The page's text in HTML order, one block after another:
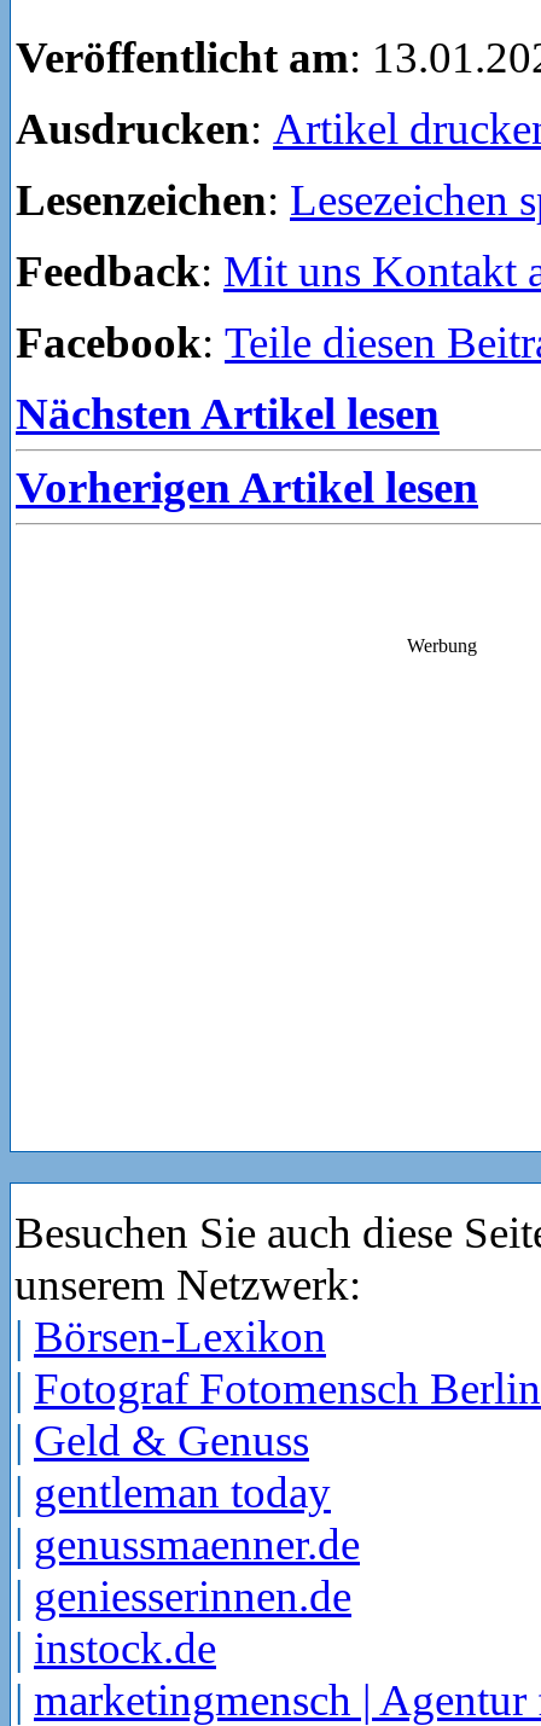
Veröffentlicht am:
Ausdrucken: Artikel
Lesenzeichen: Lesezeichen
Feedback: Mit uns Kontakt
Facebook: Teile diesen
Nächsten Artikel lesen
Vorherigen Artikel lesen
Werbung
Besuchen Sie auch diese
unserem Netzwerk:
| Börsen-Lexikon
| Fotograf Fotomensch Berlin
| Geld & Genuss
| gentleman today
| genussmaenner.de
| geniesserinnen.de
| instock.de
| marketingmensch | Agentur